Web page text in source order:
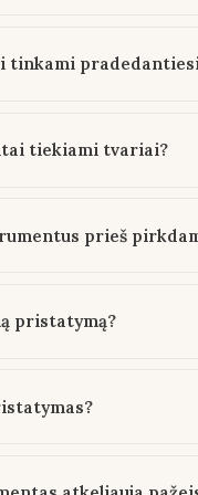
tinkami
tiekiami tvariai?
prieš
pristatymą?